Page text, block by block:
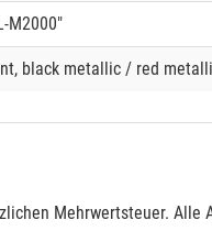
M2000"
black metallic / red
Mehrwertsteuer. Alle